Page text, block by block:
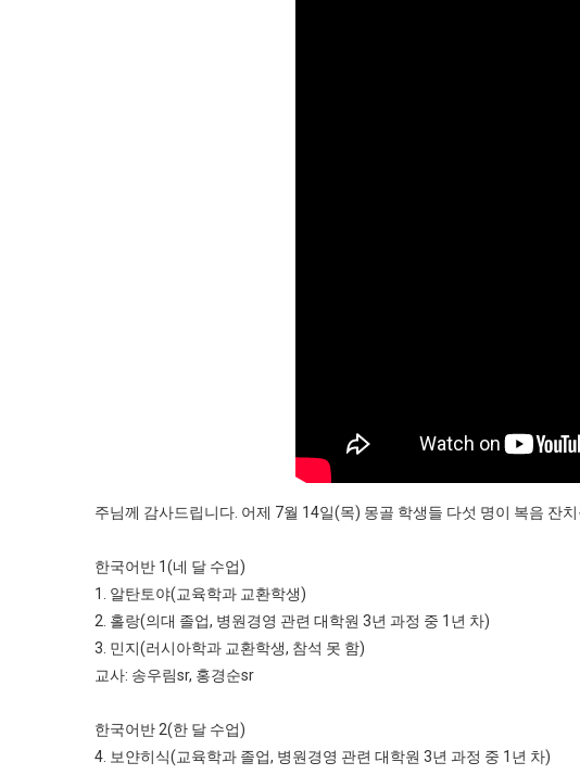
주님께 감사드립니다. 어제 7월 14일(목) 몽골 학생들 다섯 명이 복음 잔
한국어반 1(네 달 수업)
1. 알탄토야(교육학과 교환학생)
2. 홀랑(의대 졸업, 병원경영 관련 대학원 3년 과정 중 1년 차)
3. 민지(러시아학과 교환학생, 참석 못 함)
교사: 송우림sr, 홍경순sr
한국어반 2(한 달 수업)
4. 보얀히식(교육학과 졸업, 병원경영 관련 대학원 3년 과정 중 1년 차)